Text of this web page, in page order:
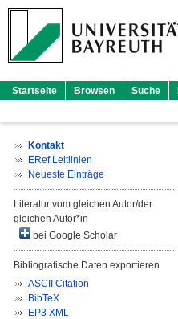
Startseite Browsen Suche
Kontakt
ERef Leitlinien
Neueste Einträge
Literatur vom gleichen Autor/der
gleichen Autor*in
bei Google Scholar
Bibliografische Daten exportieren
ASCII Citation
BibTeX
EP3 XML